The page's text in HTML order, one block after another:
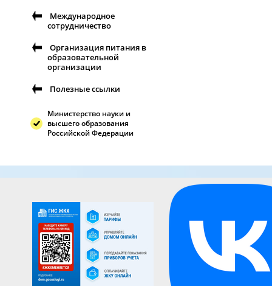
Международное
сотрудничество
Организация питания в
образовательной
организации
Полезные ссылки
Министерство науки и
высшего образования
Российской Федерации